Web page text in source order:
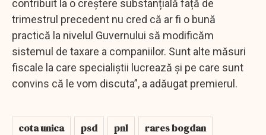
contribuit la o creștere substanțială față de
trimestrul precedent nu cred că ar fi o bună
practică la nivelul Guvernului să modificăm
sistemul de taxare a companiilor. Sunt alte măsuri
fiscale la care specialiștii lucrează și pe care sunt
convins că le vom discuta”, a adăugat premierul.
cota unica psd pnl rares bogdan